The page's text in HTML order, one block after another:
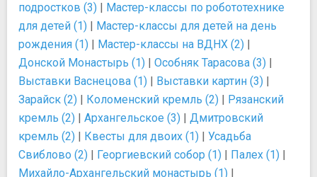
подростков (3) | Мастер-классы по робототехнике
для детей (1) | Мастер-классы для детей на день
рождения (1) | Мастер-классы на ВДНХ (2) |
Донской Монастырь (1) | Особняк Тарасова (3) |
Выставки Васнецова (1) | Выставки картин (3) |
Зарайск (2) | Коломенский кремль (2) | Рязанский
кремль (2) | Архангельское (3) | Дмитровский
кремль (2) | Квесты для двоих (1) | Усадьба
Свиблово (2) | Георгиевский собор (1) | Палех (1) |
Михайло-Архангельский монастырь (1) |